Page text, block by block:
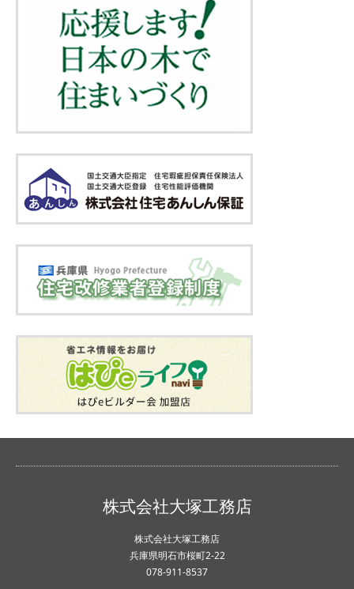
株式会社大塚工務店
株式会社大塚工務店
兵庫県明石市桜町2-22
078-911-8537